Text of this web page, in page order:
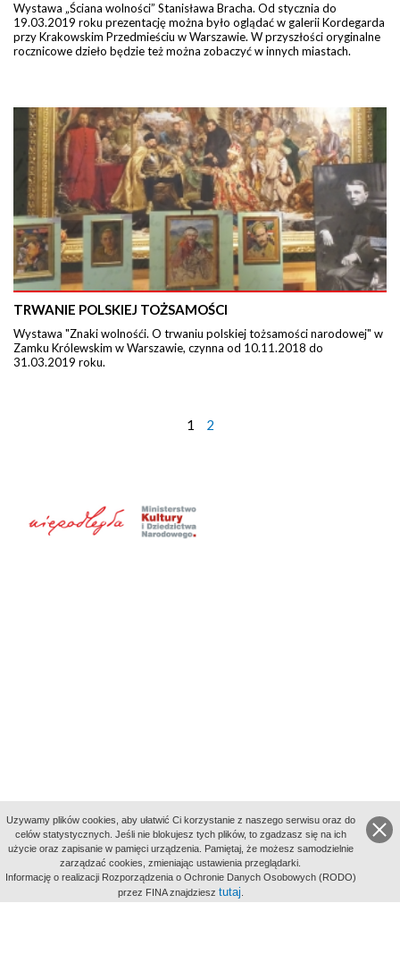
Wystawa „Ściana wolności” Stanisława Bracha. Od stycznia do
19.03.2019 roku prezentację można było oglądać w galerii Kordegarda
przy Krakowskim Przedmieściu w Warszawie. W przyszłości oryginalne
rocznicowe dzieło będzie też można zobaczyć w innych miastach.
TRWANIE POLSKIEJ TOŻSAMOŚCI
Wystawa "Znaki wolnośći. O trwaniu polskiej tożsamości narodowej" w
Zamku Królewskim w Warszawie, czynna od 10.11.2018 do
31.03.2019 roku.
1 2
aktywności
Uzywamy plików cookies, aby ułatwić Ci korzystanie z naszego serwisu oraz do
celów statystycznych. Jeśli nie blokujesz tych plików, to zgadzasz się na ich
użycie oraz zapisanie w pamięci urządzenia. Pamiętaj, że możesz samodzielnie
zarządzać cookies, zmieniając ustawienia przeglądarki.
Informację o realizacji Rozporządzenia o Ochronie Danych Osobowych (RODO)
przez FINA znajdziesz tutaj